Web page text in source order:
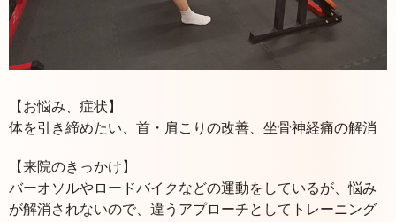
【お悩み、症状】
体を引き締めたい、首・肩こりの改善、坐骨神経痛の解消
【来院のきっかけ】
バーオソルやロードバイクなどの運動をしているが、悩み
が解消されないので、違うアプローチとしてトレーニング